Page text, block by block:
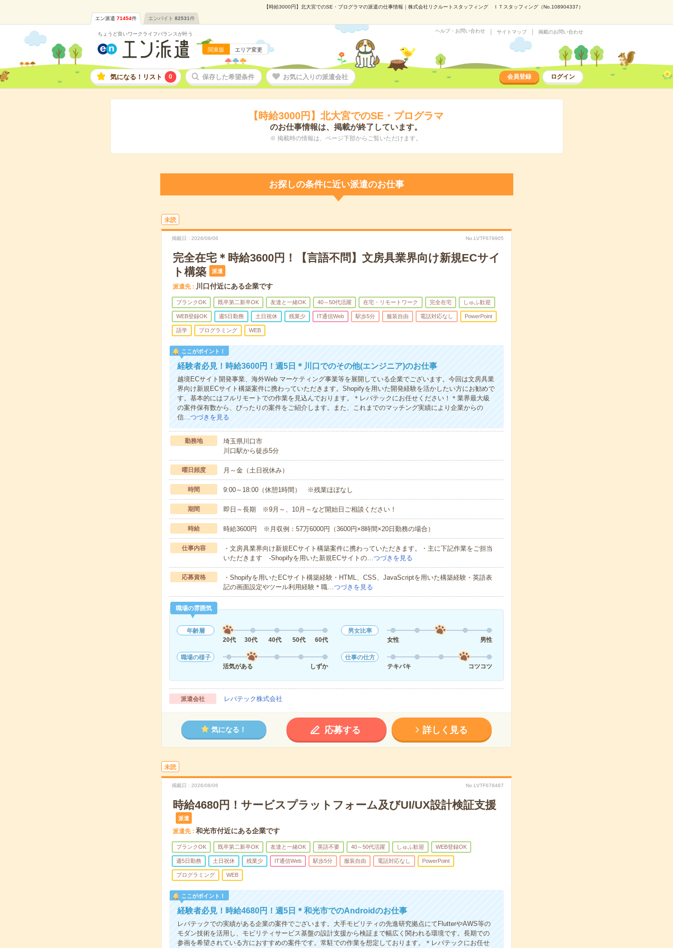
【時給3000円】北大宮でのSE・プログラマの派遣の仕事情報｜株式会社リクルートスタッフィング ＩＴスタッフィング（No.108904337）
エン派遣 71454件 エンバイト 82531件
ちょうど良いワークライフバランスが叶う
関東版 エリア変更
ヘルプ・お問い合わせ サイトマップ 掲載のお問い合わせ
気になる！リスト 0 保存した希望条件 お気に入りの派遣会社 会員登録 ログイン
【時給3000円】北大宮でのSE・プログラマ
のお仕事情報は、掲載が終了しています。
※ 掲載時の情報は、ページ下部からご覧いただけます。
お探しの条件に近い派遣のお仕事
未読
掲載日 2026/08/06 No.LVTF679905
完全在宅＊時給3600円！【言語不問】文房具業界向け新規ECサイ
ト構築
派遣
派遣先 川口付近にある企業です
ブランクOK 既卒第二新卒OK 友達と一緒OK 40～50代活躍 在宅・リモートワーク 完全在宅 しゅふ歓迎
WEB登録OK 週5日勤務 土日祝休 残業少 IT通信Web 駅歩5分 服装自由 電話対応なし PowerPoint
語学 プログラミング WEB
ここがポイント！
経験者必見！時給3600円！週5日＊川口でのその他(エンジニア)のお仕事
越境ECサイト開発事業、海外Web マーケティング事業等を展開している企業でございます。今回は文房具業
界向け新規ECサイト構築案件に携わっていただきます。Shopifyを用いた開発経験を活かしたい方にお勧めで
す。基本的にはフルリモートでの作業を見込んでおります。＊レバテックにお任せください！＊業界最大級
の案件保有数から、ぴったりの案件をご紹介します。また、これまでのマッチング実績により企業からの
信…つづきを見る
勤務地
埼玉県川口市
川口駅から徒歩5分
曜日頻度 月～金（土日祝休み）
時間 9:00～18:00（休憩1時間） ※残業ほぼなし
期間 即日～長期 ※9月～、10月～など開始日ご相談ください！
時給 時給3600円 ※月収例：57万6000円（3600円×8時間×20日勤務の場合）
仕事内容
・文房具業界向け新規ECサイト構築案件に携わっていただきます。・主に下記作業をご担当
いただきます -Shopifyを用いた新規ECサイトの…つづきを見る
応募資格
・Shopifyを用いたECサイト構築経験・HTML、CSS、JavaScriptを用いた構築経験・英語表
記の画面設定やツール利用経験＊職…つづきを見る
職場の雰囲気
年齢層
20代
30代 40代 50代 60代
男女比率
女性
男性
職場の様子
活気がある
しずか
仕事の仕方
テキパキ
コツコツ
派遣会社 レバテック株式会社
気になる！ 応募する 詳しく見る
未読
掲載日 2026/08/06 No.LVTF678487
時給4680円！サービスプラットフォーム及びUI/UX設計検証支援
派遣
派遣先 和光市付近にある企業です
ブランクOK 既卒第二新卒OK 友達と一緒OK 英語不要 40～50代活躍 しゅふ歓迎 WEB登録OK
週5日勤務 土日祝休 残業少 IT通信Web 駅歩5分 服装自由 電話対応なし PowerPoint
プログラミング WEB
ここがポイント！
経験者必見！時給4680円！週5日＊和光市でのAndroidのお仕事
レバテックでの実績がある企業の案件でございます。大手モビリティの先進研究拠点にてFlutterやAWS等の
モダン技術を活用し、モビリティサービス基盤の設計支援から検証まで幅広く関われる環境です。長期での
参画を希望されている方におすすめの案件です。常駐での作業を想定しております。＊レバテックにお任せ